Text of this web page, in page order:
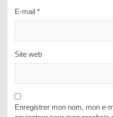
E-mail *
Site web
Enregistrer mon nom, mon e-